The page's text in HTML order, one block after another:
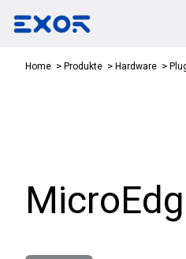
Home Produkte Hardware